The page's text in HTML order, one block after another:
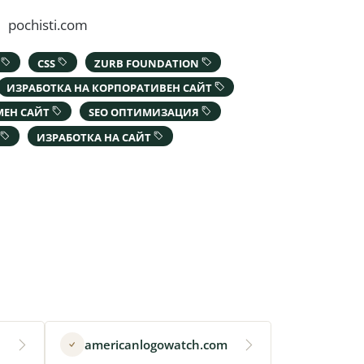
pochisti.com
CSS
ZURB FOUNDATION
ИЗРАБОТКА НА КОРПОРАТИВЕН САЙТ
САЙТ
SEO ОПТИМИЗАЦИЯ
ИЗРАБОТКА НА САЙТ
americanlogowatch.com